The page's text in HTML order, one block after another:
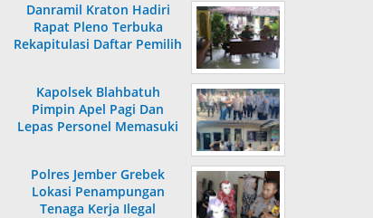
Danramil Kraton Hadiri
Rapat Pleno Terbuka
Rekapitulasi Daftar Pemilih
Kapolsek Blahbatuh
Pimpin Apel Pagi Dan
Lepas Personel Memasuki
Polres Jember Grebek
Lokasi Penampungan
Tenaga Kerja Ilegal